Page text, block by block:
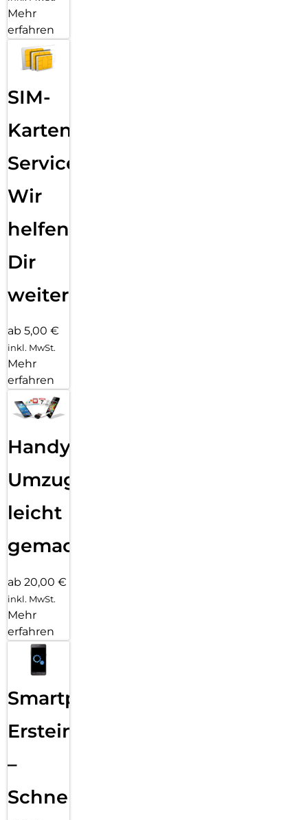
Mehr
erfahren
SIM-
Karten
Service:
Wir
helfen
Dir
weiter
ab 5,00 €
inkl. MwSt.
Mehr
erfahren
Handy
Umzug
leicht
gemacht!
ab 20,00 €
inkl. MwSt.
Mehr
erfahren
Smartphone
Ersteinrichtung
–
Schnelle